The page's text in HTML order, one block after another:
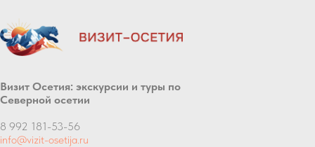
Визит Осетия: экскурсии и туры по
Северной осетии
8 992 181-53-56
info@vizit-osetija.ru